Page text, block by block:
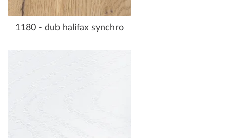
1180 - dub halifax synchro